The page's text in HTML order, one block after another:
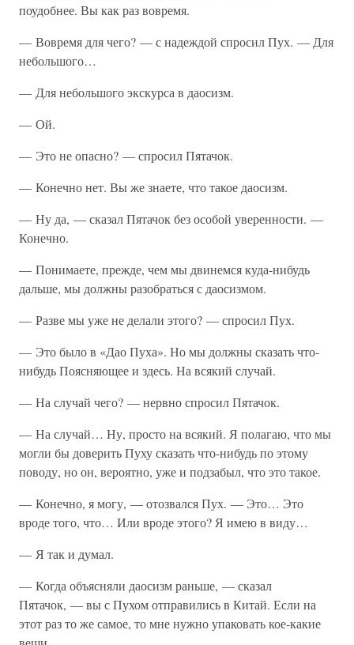
поудобнее. Вы как раз вовремя.
— Вовремя для чего? — с надеждой спросил Пух. — Для
небольшого…
— Для небольшого экскурса в даосизм.
— Ой.
— Это не опасно? — спросил Пятачок.
— Конечно нет. Вы же знаете, что такое даосизм.
— Ну да, — сказал Пятачок без особой уверенности. —
Конечно.
— Понимаете, прежде, чем мы двинемся куда-нибудь
дальше, мы должны разобраться с даосизмом.
— Разве мы уже не делали этого? — спросил Пух.
— Это было в «Дао Пуха». Но мы должны сказать что-
нибудь Поясняющее и здесь. На всякий случай.
— На случай чего? — нервно спросил Пятачок.
— На случай… Ну, просто на всякий. Я полагаю, что мы
могли бы доверить Пуху сказать что-нибудь по этому
поводу, но он, вероятно, уже и подзабыл, что это такое.
— Конечно, я могу, — отозвался Пух. — Это… Это
вроде того, что… Или вроде этого? Я имею в виду…
— Я так и думал.
— Когда объясняли даосизм раньше, — сказал
Пятачок, — вы с Пухом отправились в Китай. Если на
этот раз то же самое, то мне нужно упаковать кое-какие